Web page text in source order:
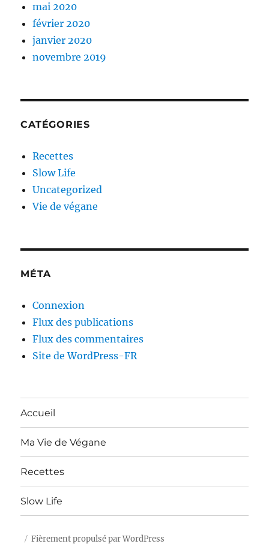
mai 2020
février 2020
janvier 2020
novembre 2019
CATÉGORIES
Recettes
Slow Life
Uncategorized
Vie de végane
MÉTA
Connexion
Flux des publications
Flux des commentaires
Site de WordPress-FR
Accueil
Ma Vie de Végane
Recettes
Slow Life
Fièrement propulsé par WordPress